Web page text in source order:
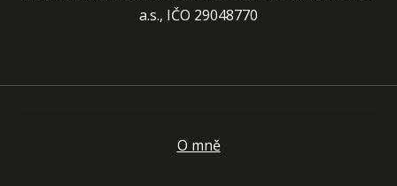
a.s., IČO 29048770
O mně